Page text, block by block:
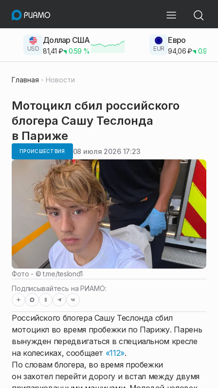
USD
Доллар США
81,41 ₽ 0.59 % EUR
Евро
94,06₽ 0.93
Главная Новости
Мотоцикл сбил российского
блогера Сашу Теслонда
в Париже
ПРОИСШЕСТВИЯ 08 июля 2026 17:23
Фото - ©t.me/teslond1
Подписывайтесь на РИАМО:
Российского блогера Сашу Теслонда сбил
мотоцикл во время пробежки по Парижу. Парень
вынужден передвигаться в специальном кресле
на колесиках, сообщает «112».
По словам блогера, во время пробежки
он захотел перейти дорогу и встал между двумя